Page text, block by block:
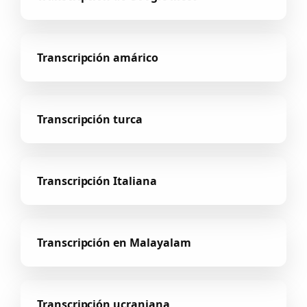
Transcripción amárico
Transcripción turca
Transcripción Italiana
Transcripción en Malayalam